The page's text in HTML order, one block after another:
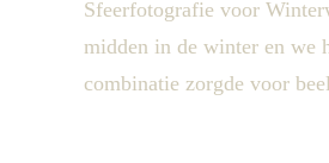
Sfeerfotografie voor
midden in de winter en we
combinatie zorgde voor